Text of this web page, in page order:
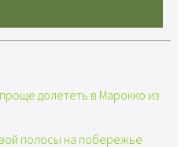
долететь в Марокко из
полосы на побережье